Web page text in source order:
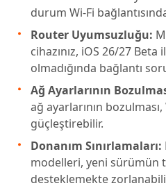
durum Wi-Fi
Router Uyumsuzluğu:
cihazınız, iOS 26/27
olmadığında bağlantı
Ağ Ayarlarının
ağ ayarlarının
güçleştirebilir.
Donanım Sınırlamaları:
modelleri, yeni sürümün
desteklemekte